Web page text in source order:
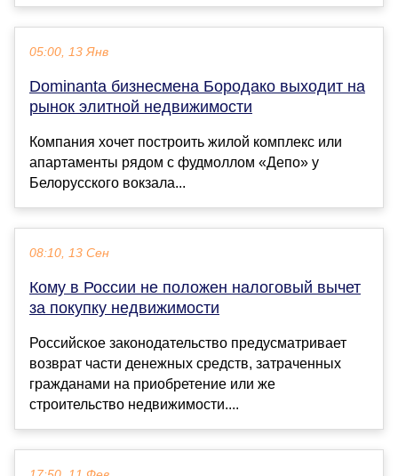
05:00, 13 Янв
Dominanta бизнесмена Бородако выходит на
рынок элитной недвижимости
Компания хочет построить жилой комплекс или
апартаменты рядом с фудмоллом «Депо» у
Белорусского вокзала...
08:10, 13 Сен
Кому в России не положен налоговый вычет
за покупку недвижимости
Российское законодательство предусматривает
возврат части денежных средств, затраченных
гражданами на приобретение или же
строительство недвижимости....